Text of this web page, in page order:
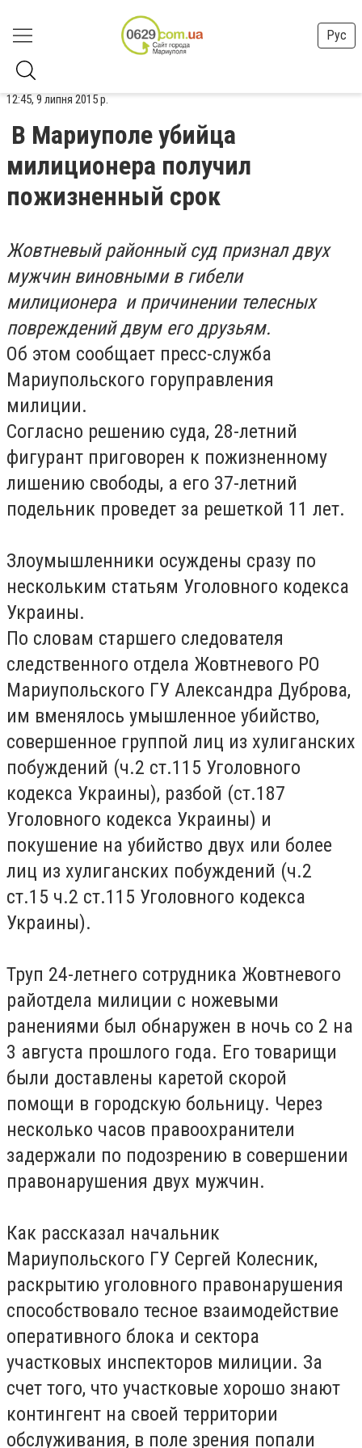
Рус
12:45, 9 липня 2015 р.
В Мариуполе убийца
милиционера получил
пожизненный срок
Жовтневый районный суд признал двух
мужчин виновными в гибели
милиционера и причинении телесных
повреждений двум его друзьям.
Об этом сообщает пресс-служба
Мариупольского горуправления
милиции.
Согласно решению суда, 28-летний
фигурант приговорен к пожизненному
лишению свободы, а его 37-летний
подельник проведет за решеткой 11 лет.
Злоумышленники осуждены сразу по
нескольким статьям Уголовного кодекса
Украины.
По словам старшего следователя
следственного отдела Жовтневого РО
Мариупольского ГУ Александра Дуброва,
им вменялось умышленное убийство,
совершенное группой лиц из хулиганских
побуждений (ч.2 ст.115 Уголовного
кодекса Украины), разбой (ст.187
Уголовного кодекса Украины) и
покушение на убийство двух или более
лиц из хулиганских побуждений (ч.2
ст.15 ч.2 ст.115 Уголовного кодекса
Украины).
Труп 24-летнего сотрудника Жовтневого
райотдела милиции с ножевыми
ранениями был обнаружен в ночь со 2 на
3 августа прошлого года. Его товарищи
были доставлены каретой скорой
помощи в городскую больницу. Через
несколько часов правоохранители
задержали по подозрению в совершении
правонарушения двух мужчин.
Как рассказал начальник
Мариупольского ГУ Сергей Колесник,
раскрытию уголовного правонарушения
способствовало тесное взаимодействие
оперативного блока и сектора
участковых инспекторов милиции. За
счет того, что участковые хорошо знают
контингент на своей территории
обслуживания, в поле зрения попали